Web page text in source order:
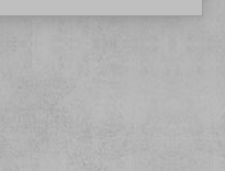
von 5 Sternen